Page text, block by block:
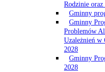
Rodzinie
Gminny
Gminny
Problemów
Uzależnień w
2028
Gminny
2028